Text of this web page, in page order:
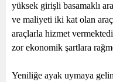
yüksek girişli basamaklı
ve maliyeti iki kat olan
araçlarla hizmet
zor ekonomik şartlara
Yeniliğe ayak uymaya